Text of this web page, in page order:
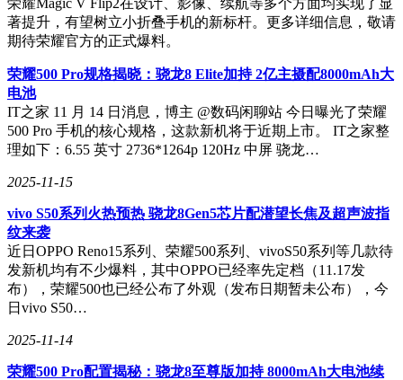
著提升，有望树立小折叠手机的新标杆。更多详细信息，敬请
期待荣耀官方的正式爆料。
荣耀500 Pro规格揭晓：骁龙8 Elite加持 2亿主摄配8000mAh大
电池
IT之家 11 月 14 日消息，博主 @数码闲聊站 今日曝光了荣耀
500 Pro 手机的核心规格，这款新机将于近期上市。 IT之家整
理如下：6.55 英寸 2736*1264p 120Hz 中屏 骁龙…
2025-11-15
vivo S50系列火热预热 骁龙8Gen5芯片配潜望长焦及超声波指
纹来袭
近日OPPO Reno15系列、荣耀500系列、vivoS50系列等几款待
发新机均有不少爆料，其中OPPO已经率先定档（11.17发
布），荣耀500也已经公布了外观（发布日期暂未公布），今
日vivo S50…
2025-11-14
荣耀500 Pro配置揭秘：骁龙8至尊版加持 8000mAh大电池续